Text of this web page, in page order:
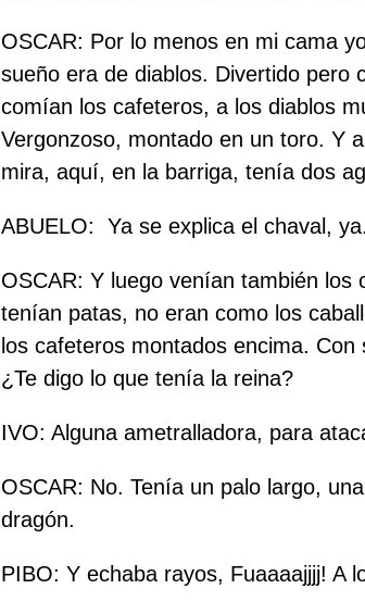
OSCAR: Por lo menos en mi cama
sueño era de diablos. Divertido pero
comían los cafeteros, a los diablos
Vergonzoso, montado en un toro. Y
mira, aquí, en la barriga, tenía dos
ABUELO: Ya se explica el chaval, ya.
OSCAR: Y luego venían también los
tenían patas, no eran como los
los cafeteros montados encima.
¿Te digo lo que tenía la reina?
IVO: Alguna ametralladora, para
OSCAR: No. Tenía un palo largo,
dragón.
PIBO: Y echaba rayos, Fuaaaajjjj! A